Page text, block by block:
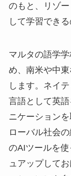
のもと、リゾ
して学習できる
マルタの語学
め、南米や中
します。ネイ
言語として英
ニケーション
ローバル社会
のAIツールを
ュアップして